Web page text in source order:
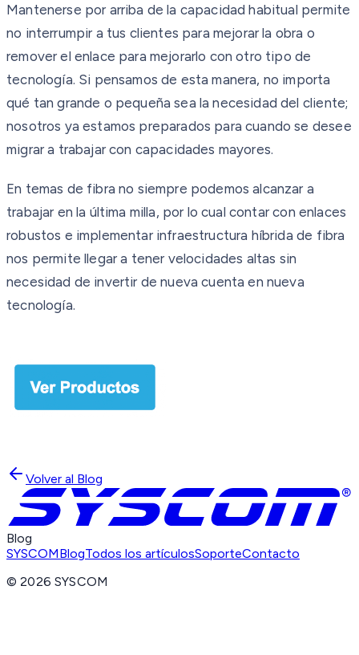
Mantenerse por arriba de la capacidad habitual permite
no interrumpir a tus clientes para mejorar la obra o
remover el enlace para mejorarlo con otro tipo de
tecnología. Si pensamos de esta manera, no importa
qué tan grande o pequeña sea la necesidad del cliente;
nosotros ya estamos preparados para cuando se desee
migrar a trabajar con capacidades mayores.
En temas de fibra no siempre podemos alcanzar a
trabajar en la última milla, por lo cual contar con enlaces
robustos e implementar infraestructura híbrida de fibra
nos permite llegar a tener velocidades altas sin
necesidad de invertir de nueva cuenta en nueva
tecnología.
Volver al Blog
Blog
SYSCOMBlogTodos los artículosSoporteContacto
©2026 SYSCOM